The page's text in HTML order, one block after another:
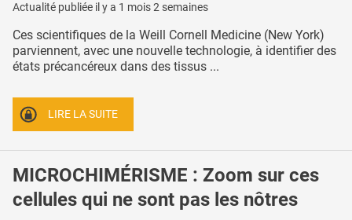
Actualité publiée il y a 1 mois 2 semaines
Ces scientifiques de la Weill Cornell Medicine (New York)
parviennent, avec une nouvelle technologie, à identifier des
états précancéreux dans des tissus ...
LIRE LA SUITE
MICROCHIMÉRISME : Zoom sur ces
cellules qui ne sont pas les nôtres